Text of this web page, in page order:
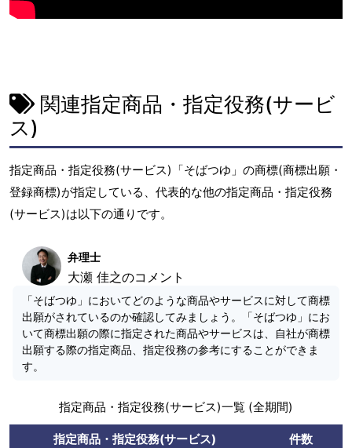
関連指定商品・指定役務(サービ
ス)
指定商品・指定役務(サービス)「そばつゆ」の商標(商標出願・
登録商標)が指定している、代表的な他の指定商品・指定役務
(サービス)は以下の通りです。
弁理士
大瀬 佳之のコメント
「そばつゆ」においてどのような商品やサービスに対して商標
出願がされているのか確認してみましょう。「そばつゆ」にお
いて商標出願の際に指定された商品やサービスは、自社が商標
出願する際の指定商品、指定役務の参考にすることができま
す。
指定商品・指定役務(サービス)一覧 (全期間)
指定商品・指定役務(サービス) 件数